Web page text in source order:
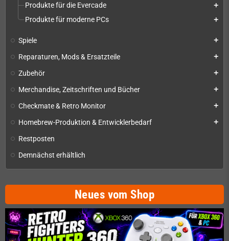
Produkte für die Evercade
add
Produkte für moderne PCs add
Spiele add
Reparaturen, Mods & Ersatzteile add
Zubehör add
Merchandise, Zeitschriften und Bücher add
Checkmate & Retro Monitor add
Homebrew-Produktion & Entwicklerbedarf add
Restposten
Demnächst erhältlich
Neues vom Shop